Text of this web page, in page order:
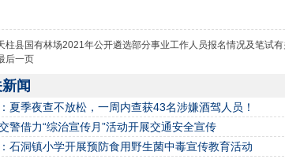
柱县国有林场2021年公开遴选部分事业工作人员报名情况及笔试
后一页
闻
夏季夜查不放松，一周内查获43名涉嫌酒驾人员！
警借力“综治宣传月”活动开展交通安全宣传
石洞镇小学开展预防食用野生菌中毒宣传教育活动